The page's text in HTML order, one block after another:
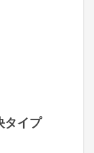
タイプ